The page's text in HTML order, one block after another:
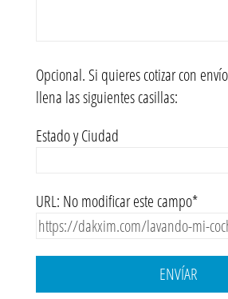
Opcional. Si quieres cotizar con
llena las siguientes casillas:
Estado y Ciudad
URL: No modificar este campo*
ENVÍAR